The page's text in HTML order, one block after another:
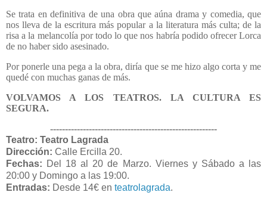
Se trata en definitiva de una obra que aúna drama y comedia, que
nos lleva de la escritura más popular a la literatura más culta; de la
risa a la melancolía por todo lo que nos habría podido ofrecer Lorca
de no haber sido asesinado.
Por ponerle una pega a la obra, diría que se me hizo algo corta y me
quedé con muchas ganas de más.
VOLVAMOS A LOS TEATROS. LA CULTURA ES
SEGURA.
--------------------------------------------------------
Teatro: Teatro Lagrada
Dirección: Calle Ercilla 20.
Fechas: Del 18 al 20 de Marzo. Viernes y Sábado a las
20:00 y Domingo a las 19:00.
Entradas: Desde 14€ en teatrolagrada.